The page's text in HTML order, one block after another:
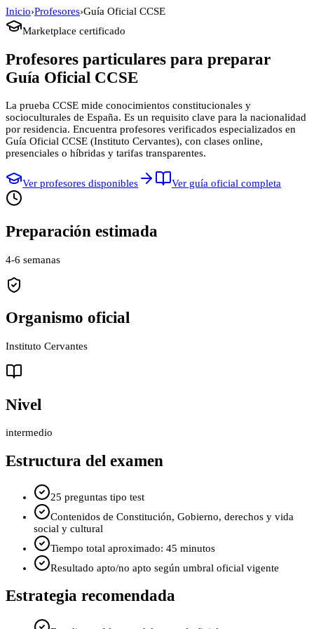
Inicio›Profesores›Guía Oficial CCSE
Marketplace certificado
Profesores particulares para preparar
Guía Oficial CCSE
La prueba CCSE mide conocimientos constitucionales y
socioculturales de España. Es un requisito clave para la nacionalidad
por residencia. Encuentra profesores verificados especializados en
Guía Oficial CCSE (Instituto Cervantes), con clases online,
presenciales o híbridas y tarifas transparentes.
Ver profesores disponibles Ver guía oficial completa
Preparación estimada
4-6 semanas
Organismo oficial
Instituto Cervantes
Nivel
intermedio
Estructura del examen
25 preguntas tipo test
Contenidos de Constitución, Gobierno, derechos y vida
social y cultural
Tiempo total aproximado: 45 minutos
Resultado apto/no apto según umbral oficial vigente
Estrategia recomendada